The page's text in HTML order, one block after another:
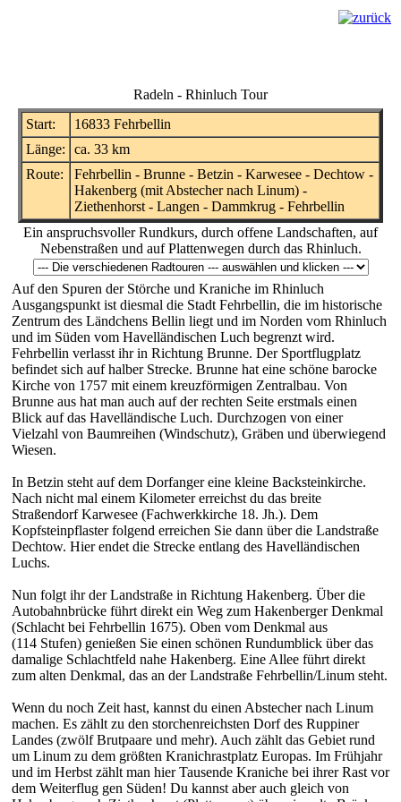
Radeln - Rhinluch Tour
Start:
16833 Fehrbellin
Länge:
ca. 33 km
Route:
Fehrbellin - Brunne - Betzin - Karwesee - Dechtow -
Hakenberg (mit Abstecher nach Linum) -
Ziethenhorst - Langen - Dammkrug - Fehrbellin
Ein anspruchsvoller Rundkurs, durch offene Landschaften, auf
Nebenstraßen und auf Plattenwegen durch das Rhinluch.
Auf den Spuren der Störche und Kraniche im Rhinluch
Ausgangspunkt ist diesmal die Stadt Fehrbellin, die im historische
Zentrum des Ländchens Bellin liegt und im Norden vom Rhinluch
und im Süden vom Havelländischen Luch begrenzt wird.
Fehrbellin verlasst ihr in Richtung Brunne. Der Sportflugplatz
befindet sich auf halber Strecke. Brunne hat eine schöne barocke
Kirche von 1757 mit einem kreuzförmigen Zentralbau. Von
Brunne aus hat man auch auf der rechten Seite erstmals einen
Blick auf das Havelländische Luch. Durchzogen von einer
Vielzahl von Baumreihen (Windschutz), Gräben und überwiegend
Wiesen.
In Betzin steht auf dem Dorfanger eine kleine Backsteinkirche.
Nach nicht mal einem Kilometer erreichst du das breite
Straßendorf Karwesee (Fachwerkkirche 18. Jh.). Dem
Kopfsteinpflaster folgend erreichen Sie dann über die Landstraße
Dechtow. Hier endet die Strecke entlang des Havelländischen
Luchs.
Nun folgt ihr der Landstraße in Richtung Hakenberg. Über die
Autobahnbrücke führt direkt ein Weg zum Hakenberger Denkmal
(Schlacht bei Fehrbellin 1675). Oben vom Denkmal aus
(114 Stufen) genießen Sie einen schönen Rundumblick über das
damalige Schlachtfeld nahe Hakenberg. Eine Allee führt direkt
zum alten Denkmal, das an der Landstraße Fehrbellin/Linum steht.
Wenn du noch Zeit hast, kannst du einen Abstecher nach Linum
machen. Es zählt zu den storchenreichsten Dorf des Ruppiner
Landes (zwölf Brutpaare und mehr). Auch zählt das Gebiet rund
um Linum zu dem größten Kranichrastplatz Europas. Im Frühjahr
und im Herbst zählt man hier Tausende Kraniche bei ihrer Rast vor
dem Weiterflug gen Süden! Du kannst aber auch gleich von